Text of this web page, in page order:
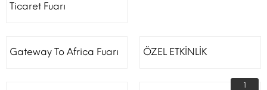
Ticaret Fuarı
Gateway To Africa Fuarı ÖZEL ETKİNLİK
1